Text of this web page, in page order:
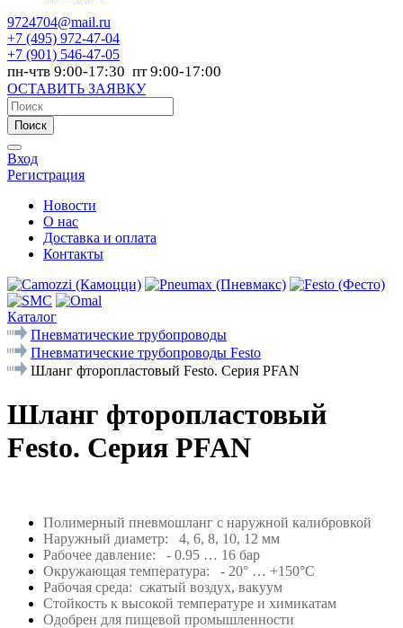
9724704@mail.ru
+7 (495) 972-47-04
+7 (901) 546-47-05
пн-чтв 9:00-17:30 пт 9:00-17:00
ОСТАВИТЬ ЗАЯВКУ
Поиск
Вход
Регистрация
Новости
О нас
Доставка и оплата
Контакты
Каталог
Пневматические трубопроводы
Пневматические трубопроводы Festo
Шланг фторопластовый Festo. Серия PFAN
Шланг фторопластовый
Festo. Серия PFAN
Полимерный пневмошланг с наружной калибровкой
Наружный диаметр: 4, 6, 8, 10, 12 мм
Рабочее давление: - 0.95 … 16 бар
Окружающая температура: - 20° … +150°C
Рабочая среда: сжатый воздух, вакуум
Стойкость к высокой температуре и химикатам
Одобрен для пищевой промышленности